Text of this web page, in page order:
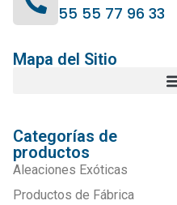
55 55 77 96 33
Mapa del Sitio
Categorías de
productos
Aleaciones Exóticas
Productos de Fábrica